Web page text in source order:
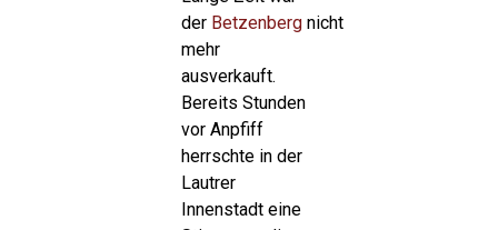
der Betzenbergnicht
mehr
ausverkauft.
Bereits Stunden
vor Anpfiff
herrschte in der
Lautrer
Innenstadt eine